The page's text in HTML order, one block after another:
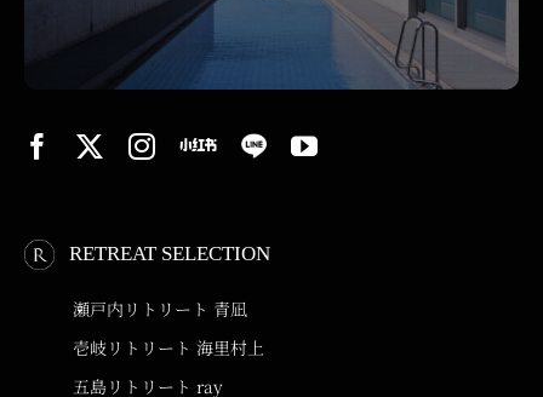
RETREAT SELECTION
瀬戸内リトリート 青凪
壱岐リトリート 海里村上
五島リトリート ray